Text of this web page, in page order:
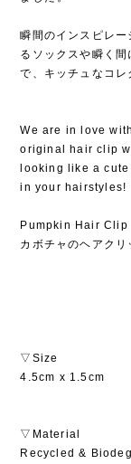
瞬間のインスピレ
るソックスや瞬く
で、キッチュなコレ
We are in love
original hair clip
looking like a
in your hairstyles!
Pumpkin Hair Clip
カボチャのヘアクリ
▽Size
4.5cm x 1.5cm
▽Material
Recycled &